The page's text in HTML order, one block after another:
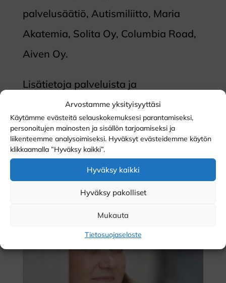
Arvostamme yksityisyyttäsi
Käytämme evästeitä selauskokemuksesi parantamiseksi,
personoitujen mainosten ja sisällön tarjoamiseksi ja
liikenteemme analysoimiseksi. Hyväksyt evästeidemme käytön
klikkaamalla ”Hyväksy kaikki”.
Hyväksy kaikki
Hyväksy pakolliset
Mukauta
Tietosuojaseloste
palvelusäätiö, Autismiliitto, Maria
Akatemia, Solita Oy, Columbia Road,
Aiven Oy.
Lisätietoja palveluista ja
referensseistä:Yrityksille — Riikka
Seppälä (riikkaseppala.fi)ja
Ammattilaisille — Riikka Seppälä
(riikkaseppala.fi)